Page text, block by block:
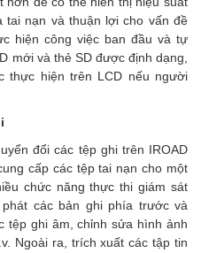
nạn và thuận lợi cho vấn đề
hiện công việc ban đầu và tự
mới và thẻ SD được định dạng,
thực hiện trên LCD nếu người
đổi các tệp ghi trên IROAD
cấp các tệp tai nạn cho một
chức năng thực thi giám sát
các bản ghi phía trước và
tệp ghi âm, chỉnh sửa hình ảnh
Ngoài ra, trích xuất các tập tin